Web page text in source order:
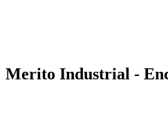
Merito Industrial -